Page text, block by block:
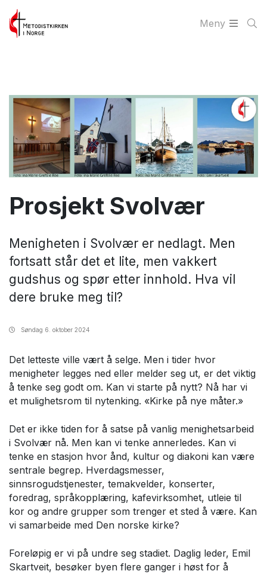
Meny
Prosjekt Svolvær
Menigheten i Svolvær er nedlagt. Men
fortsatt står det et lite, men vakkert
gudshus og spør etter innhold. Hva vil
dere bruke meg til?
Søndag 6. oktober 2024
Det letteste ville vært å selge. Men i tider hvor
menigheter legges ned eller melder seg ut, er det viktig
å tenke seg godt om. Kan vi starte på nytt? Nå har vi
et mulighetsrom til nytenking. «Kirke på nye måter.»
Det er ikke tiden for å satse på vanlig menighetsarbeid
i Svolvær nå. Men kan vi tenke annerledes. Kan vi
tenke en stasjon hvor ånd, kultur og diakoni kan være
sentrale begrep. Hverdagsmesser,
sinnsrogudstjenester, temakvelder, konserter,
foredrag, språkopplæring, kafevirksomhet, utleie til
kor og andre grupper som trenger et sted å være. Kan
vi samarbeide med Den norske kirke?
Foreløpig er vi på undre seg stadiet. Daglig leder, Emil
Skartveit, besøker byen flere ganger i høst for å